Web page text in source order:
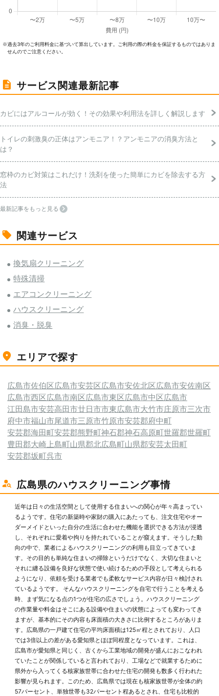
※過去3年のご利⽤料⾦に基づいて算出しています。ご利⽤の際の料⾦を保証するものではありま
せんのでご注意ください。
サービス関連最新記事
カビにはアルコールが効く！その効果や利用法を詳しく解説します
トイレの刺激臭の正体はアンモニア！？アンモニアの消臭方法と
は？
窓枠のカビ対策はこれだけ！洗剤を使った簡単にカビを除去する方
法
最新記事をもっと見る
関連サービス
換気扇クリーニング
特殊清掃
エアコンクリーニング
ハウスクリーニング
消臭・脱臭
エリアで探す
広島市佐伯区広島市安芸区広島市安佐北区広島市安佐南区
広島市西区広島市南区広島市東区広島市中区広島市
江田島市安芸高田市廿日市市東広島市大竹市庄原市三次市
府中市福山市尾道市三原市竹原市安芸郡府中町
安芸郡海田町安芸郡熊野町神石郡神石高原町世羅郡世羅町
豊田郡大崎上島町山県郡北広島町山県郡安芸太田町
安芸郡坂町呉市
広島県のハウスクリーニング事情
近年は日々の生活空間として使用する住まいへの関心が年々高まってい
るようです。住宅の新築時や家財の購入にあたっても、注文住宅やオー
ダーメイドといった自分の生活に合わせた機能を選択できる方法が浸透
し、それぞれに愛着や拘りを持たれていることが窺えます。そうした動
向の中で、業者によるハウスクリーニングの利用も目立ってきていま
す。その目的も単純な住まいの掃除というだけでなく、大切な住まいと
それに纏る設備を良好な状態で使い続けるための手段として考えられる
ようになり、依頼を受ける業者でも柔軟なサービス内容が日々検討され
ているようです。 そんなハウスクリーニングを自宅で行うことを考える
時、まず気になる点の1つが住宅の広さでしょう。ハウスクリーニング
の作業量や料金はそこにある設備や住まいの状態によっても変わってき
ますが、基本的にその内容も床面積の大きさに比例するところがありま
す。広島県の一戸建て住宅の平均床面積は125㎡程とされており、人口
では3倍以上の差がある愛知県とほぼ同程度となっています。これは、
広島市が愛知県と同じく、古くから工業地域の開発が盛んにおこなわれ
ていたことが関係していると言われており、工場などで就業するために
県外から入ってくる核家族世帯に合わせた住宅の開発も数多く行われた
影響が見られます。このため、広島県では現在も核家族世帯が全体の約
57パーセント、単独世帯も32パーセント程あるとされ、住宅も比較的